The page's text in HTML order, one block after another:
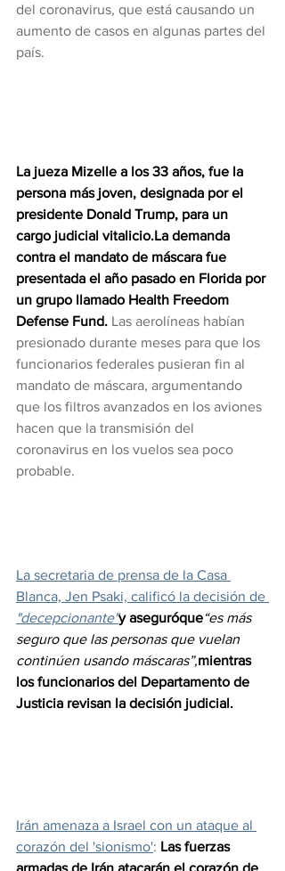
del coronavirus, que está causando un
aumento de casos en algunas partes del
país.
La jueza Mizelle a los 33 años, fue la
persona más joven, designada por el
presidente Donald Trump, para un
cargo judicial vitalicio.La demanda
contra el mandato de máscara fue
presentada el año pasado en Florida por
un grupo llamado Health Freedom
Defense Fund. Las aerolíneas habían
presionado durante meses para que los
funcionarios federales pusieran fin al
mandato de máscara, argumentando
que los filtros avanzados en los aviones
hacen que la transmisión del
coronavirus en los vuelos sea poco
probable.
La secretaria de prensa de la Casa
Blanca, Jen Psaki, calificó la decisión de
"decepcionante"y aseguróque“es más
seguro que las personas que vuelan
continúen usando máscaras”,mientras
los funcionarios del Departamento de
Justicia revisan la decisión judicial.
Irán amenaza a Israel con un ataque al
corazón del 'sionismo': Las fuerzas